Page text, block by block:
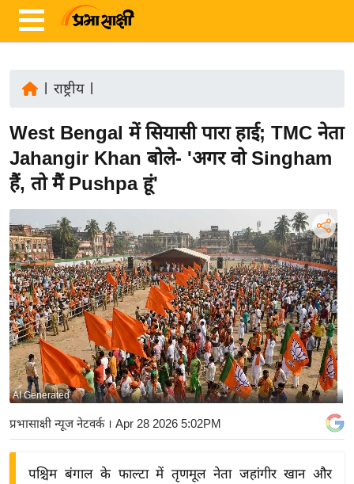
ज़ा
ख
ब
र
रा
ष्ट्री
य
अं
त
र्रा
ष्ट्री
य
बि
ज़
ने
राष्ट्रीय|
West Bengal में सियासी पारा हाई; TMC नेता
Jahangir Khan बोले- 'अगर वो Singham
हैं, तो मैं Pushpa हूं'
AI Generated
प्रभासाक्षी न्यूज नेटवर्क। Apr 28 2026 5:02PM
पश्चिम बंगाल के फाल्टा में तृणमूल नेता जहांगीर खान और